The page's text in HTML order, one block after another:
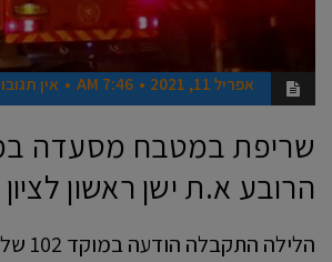
אפריל 11, 2021 7:46 AM אין
שריפת במטבח מסעדה
הרובע א.ת ישן ראשון לציון
הלילה